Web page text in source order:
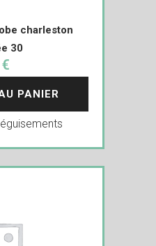
charleston
30
PANIER